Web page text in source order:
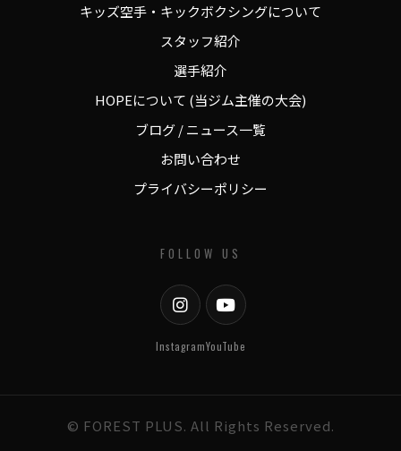
キッズ空手・キックボクシングについて
スタッフ紹介
選手紹介
HOPEについて (当ジム主催の大会)
ブログ / ニュース一覧
お問い合わせ
プライバシーポリシー
FOLLOW US
InstagramYouTube
© FOREST PLUS. All Rights Reserved.